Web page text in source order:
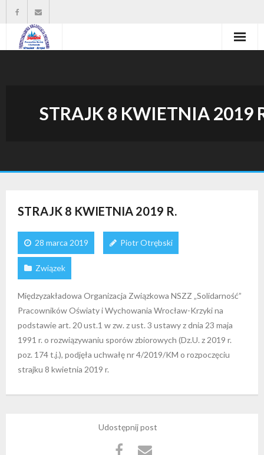
O nas
Do pobrania
STRAJK 8 KWIETNIA 2019
STRAJK 8 KWIETNIA 2019 R.
28 marca 2019 Piotr Otrębski
Związek
Międzyzakładowa Organizacja Związkowa NSZZ „Solidarność”
Pracowników Oświaty i Wychowania Wrocław-Krzyki na
podstawie art. 20 ust.1 w zw. z ust. 3 ustawy z dnia 23 maja
1991 r. o rozwiązywaniu sporów zbiorowych (Dz.U. z 2019 r.
poz. 174 t.j.), podjęła uchwałę nr 4/2019/KM o rozpoczęciu
strajku 8 kwietnia 2019 r.
Udostępnij post